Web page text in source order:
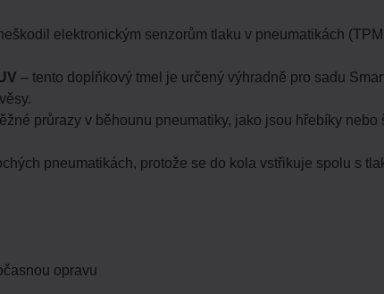
elektronickým senzorům tlaku v pneumatikách
– tento doplňkový tmel je určený výhradně pro sadu
průrazy v běhounu pneumatiky, jako jsou hřebíky nebo
pneumatikách, protože se do kola vstřikuje spolu s
opravu